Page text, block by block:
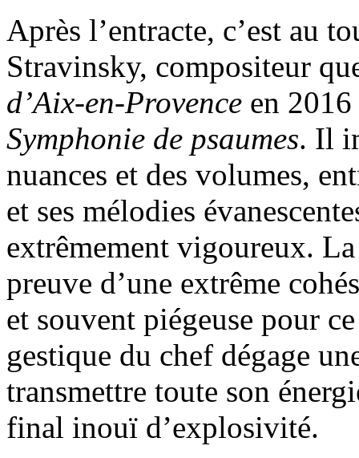
Après l’entracte, c’est au
Stravinsky, compositeur
d’Aix-en-Provence en
Symphonie de psaumes. Il
nuances et des volumes,
et ses mélodies
extrêmement vigoureux.
preuve d’une extrême
et souvent piégeuse pour
gestique du chef dégage
transmettre toute son
final inouï d’explosivité.